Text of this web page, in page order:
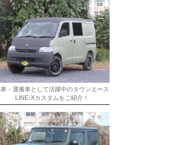
・運搬車として活躍中のタウンエース
LINE-Xカスタムをご紹介！